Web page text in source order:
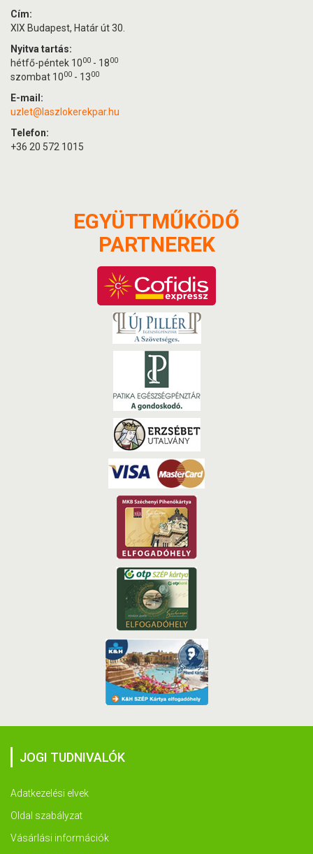
Cím:
XIX Budapest, Határ út 30.
Nyitva tartás:
hétfő-péntek 1000 - 1800
szombat 1000 - 1300
E-mail:
uzlet@laszlokerekpar.hu
Telefon:
+36 20 572 1015
EGYÜTTMŰKÖDŐ
PARTNEREK
JOGI TUDNIVALÓK
Adatkezelési elvek
Oldal szabályzat
Vásárlási információk